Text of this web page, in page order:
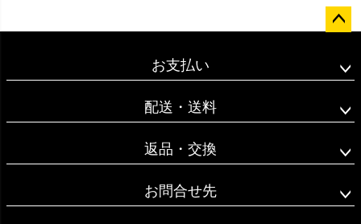
ップ
お支払い
配送・送料
返品・交換
お問合せ先